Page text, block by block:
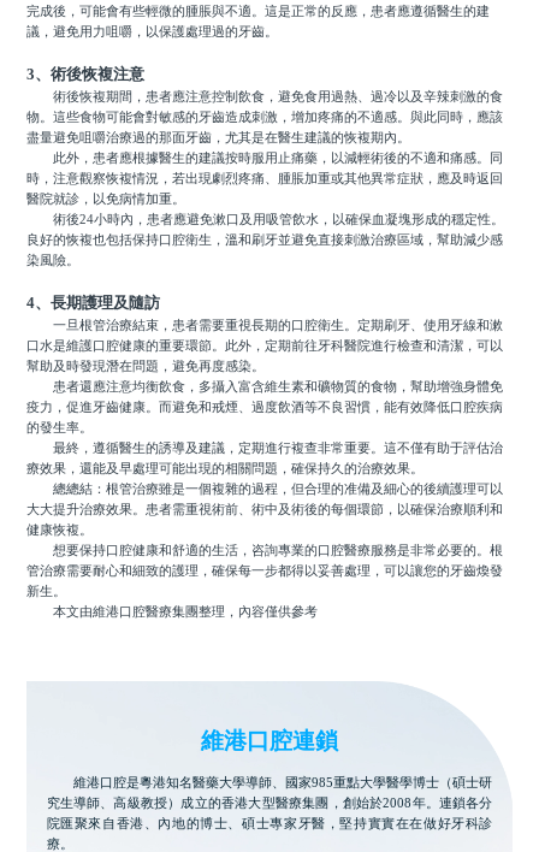
完成後，可能會有些輕微的腫脹與不適。這是正常的反應，患者應遵循醫生的建
議，避免用力咀嚼，以保護處理過的牙齒。
3、術後恢複注意
術後恢複期間，患者應注意控制飲食，避免食用過熱、過冷以及辛辣刺激的食
物。這些食物可能會對敏感的牙齒造成刺激，增加疼痛的不適感。與此同時，應該
盡量避免咀嚼治療過的那面牙齒，尤其是在醫生建議的恢複期內。
此外，患者應根據醫生的建議按時服用止痛藥，以減輕術後的不適和痛感。同
時，注意觀察恢複情況，若出現劇烈疼痛、腫脹加重或其他異常症狀，應及時返回
醫院就診，以免病情加重。
術後24小時內，患者應避免漱口及用吸管飲水，以確保血凝塊形成的穩定性。
良好的恢複也包括保持口腔衛生，溫和刷牙並避免直接刺激治療區域，幫助減少感
染風險。
4、長期護理及隨訪
一旦根管治療結束，患者需要重視長期的口腔衛生。定期刷牙、使用牙線和漱
口水是維護口腔健康的重要環節。此外，定期前往牙科醫院進行檢查和清潔，可以
幫助及時發現潛在問題，避免再度感染。
患者還應注意均衡飲食，多攝入富含維生素和礦物質的食物，幫助增強身體免
疫力，促進牙齒健康。而避免和戒煙、過度飲酒等不良習慣，能有效降低口腔疾病
的發生率。
最終，遵循醫生的誘導及建議，定期進行複查非常重要。這不僅有助于評估治
療效果，還能及早處理可能出現的相關問題，確保持久的治療效果。
總總結：根管治療雖是一個複雜的過程，但合理的准備及細心的後續護理可以
大大提升治療效果。患者需重視術前、術中及術後的每個環節，以確保治療順利和
健康恢複。
想要保持口腔健康和舒適的生活，咨詢專業的口腔醫療服務是非常必要的。根
管治療需要耐心和細致的護理，確保每一步都得以妥善處理，可以讓您的牙齒煥發
新生。
本文由維港口腔醫療集團整理，內容僅供參考
維港口腔連鎖
維港口腔是粵港知名醫藥大學導師、國家985重點大學醫學博士（碩士研
究生導師、高級教授）成立的香港大型醫療集團，創始於2008年。連鎖各分
院匯聚來自香港、內地的博士、碩士專家牙醫，堅持實實在在做好牙科診
療。